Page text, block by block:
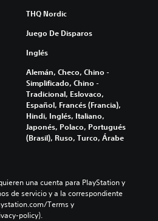
THQ Nordic
Juego De Disparos
Inglés
Alemán, Checo, Chino -
Simplificado, Chino -
Tradicional, Eslovaco,
Español, Francés (Francia),
Hindi, Inglés, Italiano,
Japonés, Polaco, Portugués
(Brasil), Ruso, Turco, Árabe
una cuenta para PlayStation y
de servicio y a la correspondiente
Terms y
policy).